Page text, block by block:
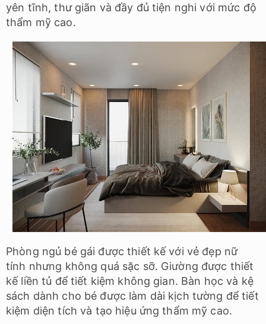
yên tĩnh, thư giãn và đầy đủ tiện nghi với mức độ
thẩm mỹ cao.
Phòng ngủ bé gái được thiết kế với vẻ đẹp nữ
tính nhưng không quá sặc sỡ. Giường được thiết
kế liền tủ để tiết kiệm không gian. Bàn học và kệ
sách dành cho bé được làm dài kịch tường để tiết
kiệm diện tích và tạo hiệu ứng thẩm mỹ cao.